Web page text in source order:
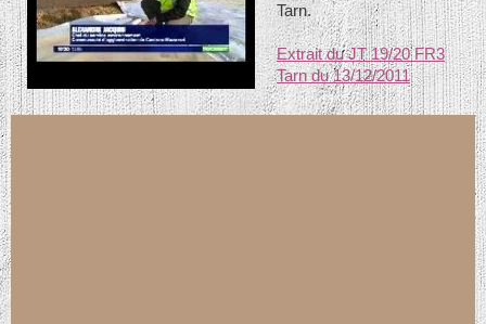
Tarn.
Extrait du JT 19/20 FR3
Tarn du 13/12/2011